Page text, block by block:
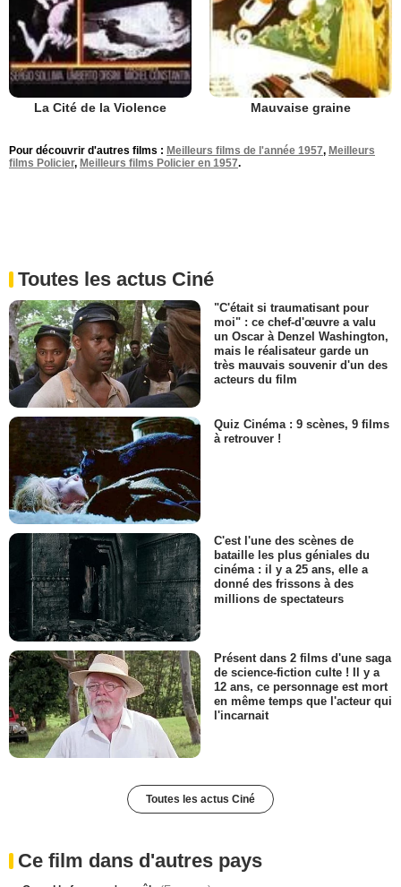
La Cité de la Violence Mauvaise graine
Pour découvrir d'autres films : Meilleurs films de l'année 1957, Meilleurs
films Policier, Meilleurs films Policier en 1957.
Toutes les actus Ciné
"C'était si traumatisant pour
moi" : ce chef-d'œuvre a valu
un Oscar à Denzel Washington,
mais le réalisateur garde un
très mauvais souvenir d'un des
acteurs du film
Quiz Cinéma : 9 scènes, 9 films
à retrouver !
C'est l'une des scènes de
bataille les plus géniales du
cinéma : il y a 25 ans, elle a
donné des frissons à des
millions de spectateurs
Présent dans 2 films d'une saga
de science-fiction culte ! Il y a
12 ans, ce personnage est mort
en même temps que l'acteur qui
l'incarnait
Toutes les actus Ciné
Ce film dans d'autres pays